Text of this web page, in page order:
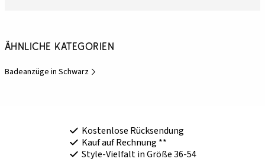
Ähnliche Kategorien
Badeanzüge in Schwarz
Kostenlose Rücksendung
Kauf auf Rechnung **
Style-Vielfalt in Größe 36-54